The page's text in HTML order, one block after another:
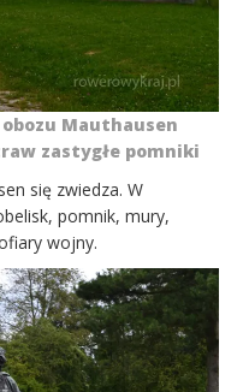
Mauthausen
zastygłe pomniki
się zwiedza. W
pomnik, mury,
wojny.